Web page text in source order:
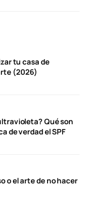
tu casa de
(2026)
Qué son
de verdad el SPF
o el arte de no hacer